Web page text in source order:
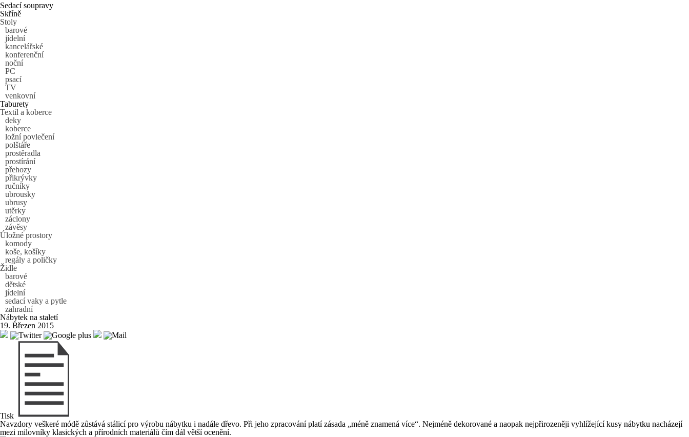
Sedací soupravy
Skříně
Stoly
barové
jídelní
kancelářské
konferenční
noční
PC
psací
TV
venkovní
Taburety
Textil a koberce
deky
koberce
ložní povlečení
polštáře
prostěradla
prostírání
přehozy
přikrývky
ručníky
ubrousky
ubrusy
utěrky
záclony
závěsy
Úložné prostory
komody
koše, košíky
regály a poličky
Židle
barové
dětské
jídelní
sedací vaky a pytle
zahradní
Nábytek na staletí
19. Březen 2015
Tisk
Navzdory veškeré módě zůstává stálicí pro výrobu nábytku i nadále dřevo. Při jeho zpracování platí zásada „méně znamená více“. Nejméně dekorované a naopak nejpřirozeněji vyhlížející kusy nábytku nacházejí
mezi milovníky klasických a přírodních materiálů čím dál větší ocenění.